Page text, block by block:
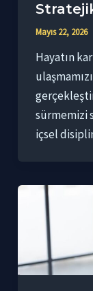
Mayıs 22, 2026
Hayatın
sürmemizi
içsel